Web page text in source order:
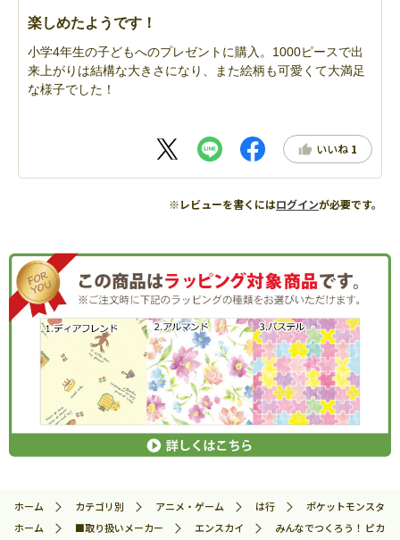
楽しめたようです！
小学4年生の子どもへのプレゼントに購入。1000ピースで出
来上がりは結構な大きさになり、また絵柄も可愛くて大満足
な様子でした！
いいね 1
※レビューを書くにはログインが必要です。
ホーム カテゴリ別 アニメ・ゲーム は行
ポケットモンスター
ホーム
■取り扱いメーカー エンスカイ
みんなでつくろう！ ピカ